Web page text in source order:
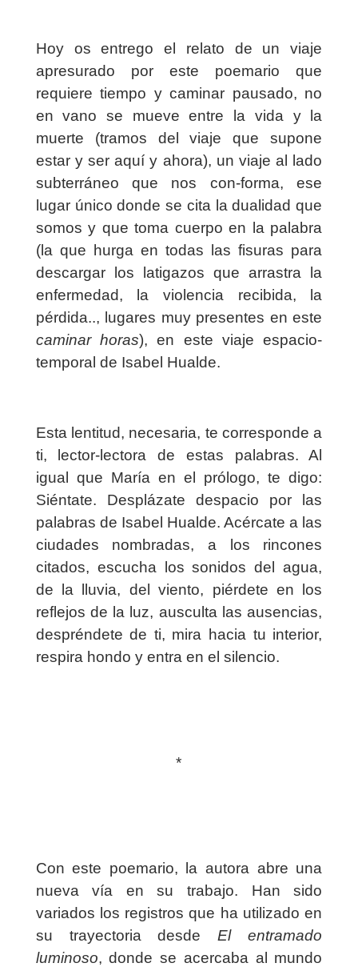
Hoy os entrego el relato de un viaje
apresurado por este poemario que
requiere tiempo y caminar pausado, no
en vano se mueve entre la vida y la
muerte (tramos del viaje que supone
estar y ser aquí y ahora), un viaje al lado
subterráneo que nos con-forma, ese
lugar único donde se cita la dualidad que
somos y que toma cuerpo en la palabra
(la que hurga en todas las fisuras para
descargar los latigazos que arrastra la
enfermedad, la violencia recibida, la
pérdida.., lugares muy presentes en este
caminar horas), en este viaje espacio-
temporal de Isabel Hualde.
Esta lentitud, necesaria, te corresponde a
ti, lector-lectora de estas palabras. Al
igual que María en el prólogo, te digo:
Siéntate. Desplázate despacio por las
palabras de Isabel Hualde. Acércate a las
ciudades nombradas, a los rincones
citados, escucha los sonidos del agua,
de la lluvia, del viento, piérdete en los
reflejos de la luz, ausculta las ausencias,
despréndete de ti, mira hacia tu interior,
respira hondo y entra en el silencio.
*
Con este poemario, la autora abre una
nueva vía en su trabajo. Han sido
variados los registros que ha utilizado en
su trayectoria desdeEl entramado
luminoso, donde se acercaba al mundo